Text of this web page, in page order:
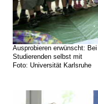
Ausprobieren erwünscht:
Studierenden selbst mit
Foto: Universität Karlsruhe